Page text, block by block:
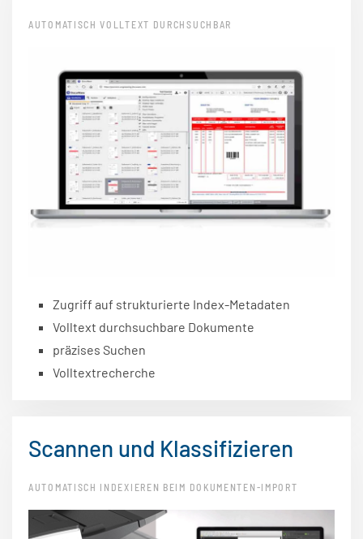
AUTOMATISCH VOLLTEXT DURCHSUCHBAR
Zugriff auf strukturierte Index-Metadaten
Volltext durchsuchbare Dokumente
präzises Suchen
Volltextrecherche
Scannen und Klassifizieren
AUTOMATISCH INDEXIEREN BEIM DOKUMENTEN-IMPORT